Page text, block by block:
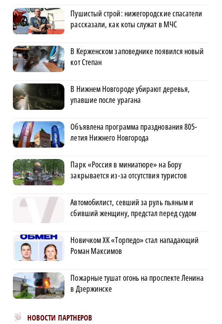
Пушистый строй: нижегородские спасатели
рассказали, как коты служат в МЧС
В Керженском заповеднике появился новый
кот Степан
В Нижнем Новгороде убирают деревья,
упавшие после урагана
Объявлена программа празднования 805-
летия Нижнего Новгорода
Парк «Россия в миниатюре» на Бору
закрывается из-за отсутствия туристов
Автомобилист, севший за руль пьяным и
сбивший женщину, предстал перед судом
Новичком ХК «Торпедо» стал нападающий
Роман Максимов
Пожарные тушат огонь на проспекте Ленина
в Дзержинске
НОВОСТИ ПАРТНЕРОВ
Новости МирТесен